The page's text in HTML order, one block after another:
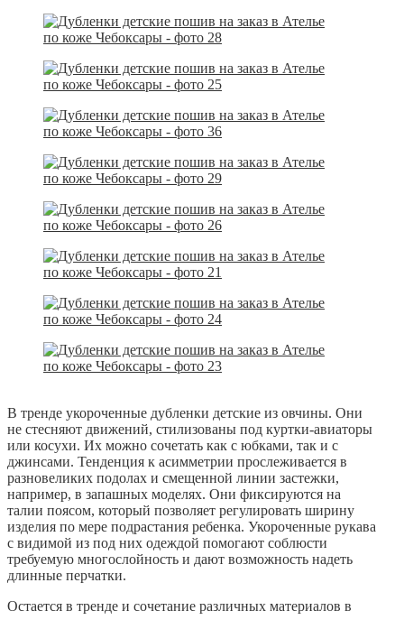
В тренде укороченные дубленки детские из овчины. Они
не стесняют движений, стилизованы под куртки-авиаторы
или косухи. Их можно сочетать как с юбками, так и с
джинсами. Тенденция к асимметрии прослеживается в
разновеликих подолах и смещенной линии застежки,
например, в запашных моделях. Они фиксируются на
талии поясом, который позволяет регулировать ширину
изделия по мере подрастания ребенка. Укороченные рукава
с видимой из под них одеждой помогают соблюсти
требуемую многослойность и дают возможность надеть
длинные перчатки.
Остается в тренде и сочетание различных материалов в